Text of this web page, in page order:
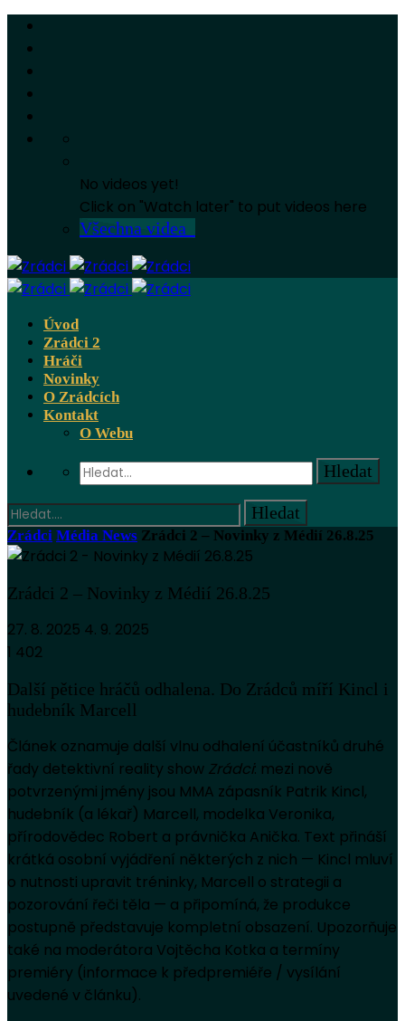
No videos yet!
Click on "Watch later" to put videos here
Všechna videa
Úvod
Zrádci 2
Hráči
Novinky
O Zrádcích
Kontakt
O Webu
Zrádci Média News Zrádci 2 – Novinky z Médií 26.8.25
Zrádci 2 – Novinky z Médií 26.8.25
27. 8. 2025 4. 9. 2025
1 402
Další pětice hráčů odhalena. Do Zrádců míří Kincl i
hudebník Marcell
Článek oznamuje další vlnu odhalení účastníků druhé
řady detektivní reality show Zrádci: mezi nově
potvrzenými jmény jsou MMA zápasník Patrik Kincl,
hudebník (a lékař) Marcell, modelka Veronika,
přírodovědec Robert a právnička Anička. Text přináší
krátká osobní vyjádření některých z nich — Kincl mluví
o nutnosti upravit tréninky, Marcell o strategii a
pozorování řeči těla — a připomíná, že produkce
postupně představuje kompletní obsazení. Upozorňuje
také na moderátora Vojtěcha Kotka a termíny
premiéry (informace k předpremiéře / vysílání
uvedené v článku).